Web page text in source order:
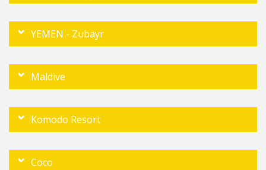
YEMEN - Zubayr
Maldive
Komodo Resort
Coco